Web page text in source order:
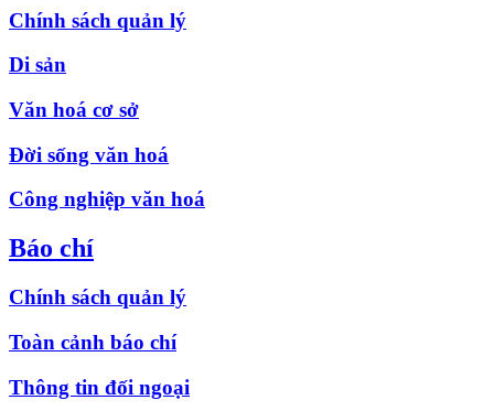
Chính sách quản lý
Di sản
Văn hoá cơ sở
Đời sống văn hoá
Công nghiệp văn hoá
Báo chí
Chính sách quản lý
Toàn cảnh báo chí
Thông tin đối ngoại